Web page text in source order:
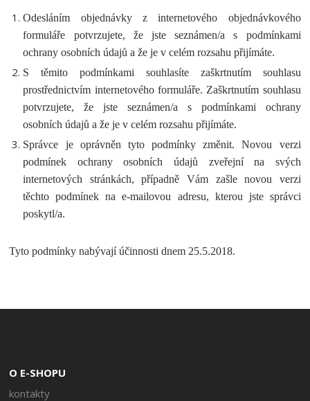
Odesláním objednávky z internetového objednávkového
formuláře potvrzujete, že jste seznámen/a s podmínkami
ochrany osobních údajů a že je v celém rozsahu přijímáte.
S těmito podmínkami souhlasíte zaškrtnutím souhlasu
prostřednictvím internetového formuláře. Zaškrtnutím souhlasu
potvrzujete, že jste seznámen/a s podmínkami ochrany
osobních údajů a že je v celém rozsahu přijímáte.
Správce je oprávněn tyto podmínky změnit. Novou verzi
podmínek ochrany osobních údajů zveřejní na svých
internetových stránkách, případně Vám zašle novou verzi
těchto podmínek na e-mailovou adresu, kterou jste správci
poskytl/a.
Tyto podmínky nabývají účinnosti dnem 25.5.2018.
O E-SHOPU
kontakty